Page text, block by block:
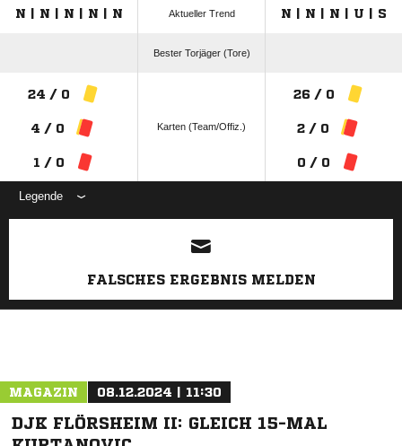
N | N | N | N | N Aktueller Trend N | N | N | U | S
Bester Torjäger (Tore)
24 / 0
4 / 0
1 / 0
Karten (Team/Offiz.)
26 / 0
2 / 0
0 / 0
Legende
ANZEIGE
FALSCHES ERGEBNIS MELDEN
MAGAZIN 08.12.2024 | 11:30
DJK FLÖRSHEIM II: GLEICH 15-MAL